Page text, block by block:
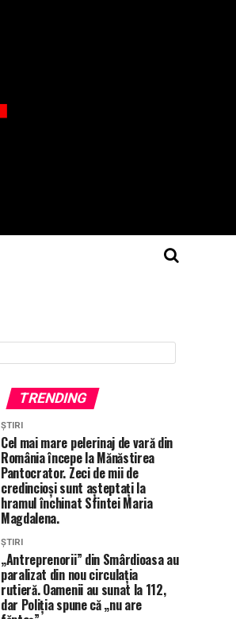
TRENDING
ȘTIRI
Cel mai mare pelerinaj de vară din
România începe la Mănăstirea
Pantocrator. Zeci de mii de
credincioși sunt așteptați la
hramul închinat Sfintei Maria
Magdalena.
ȘTIRI
„Antreprenorii” din Smârdioasa au
paralizat din nou circulația
rutieră. Oamenii au sunat la 112,
dar Poliția spune că „nu are